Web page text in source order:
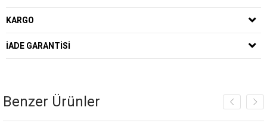
KARGO
İADE GARANTISI
Benzer Ürünler